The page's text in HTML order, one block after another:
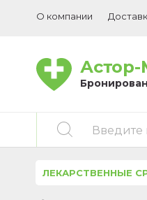
О компании
Введите
ЛЕКАРСТВЕННЫЕ